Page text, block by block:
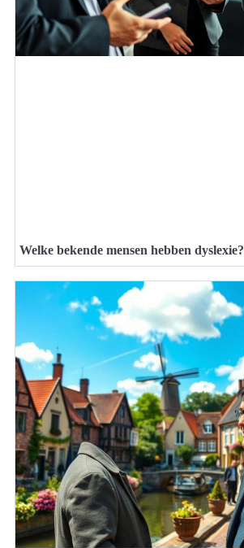
Welke bekende mensen hebben dyslexie?